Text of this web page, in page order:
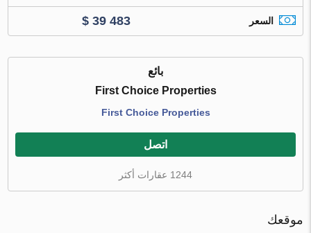
السعر $ 39 483
بائع
First Choice Properties
First Choice Properties
اتصل
1244 عقارات أكثر
موقعك